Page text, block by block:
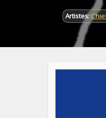
Artistes: